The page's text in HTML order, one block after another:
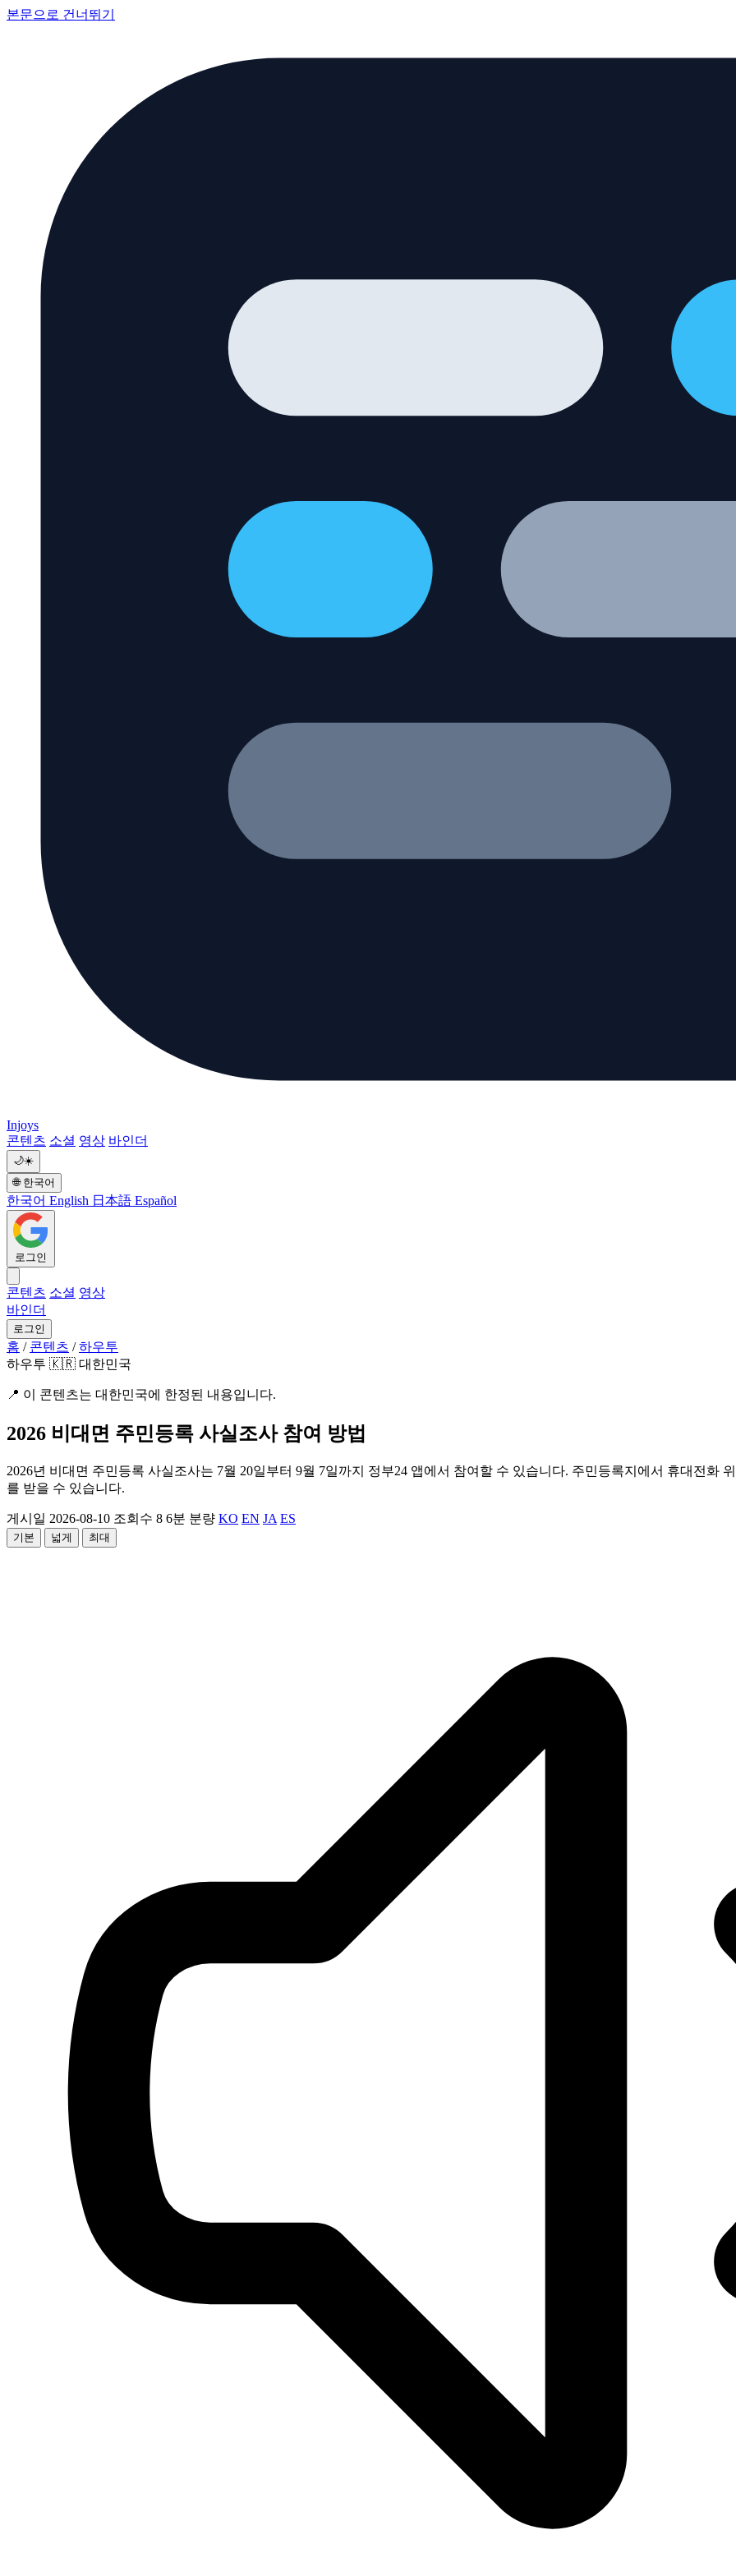
본문으로 건너뛰기
Injoys
콘텐츠 소셜 영상 바인더
🌙☀️
🌐 한국어
한국어 English 日本語 Español
로그인
콘텐츠 소셜 영상
바인더
로그인
홈 / 콘텐츠 / 하우투
하우투 🇰🇷 대한민국
📍 이 콘텐츠는 대한민국에 한정된 내용입니다.
2026 비대면 주민등록 사실조사 참여 방법
2026년 비대면 주민등록 사실조사는 7월 20일부터 9월 7일까지 정부24 앱에서 참여할 수 있습니다. 주민등록지에서 휴대전화
를 받을 수 있습니다.
게시일 2026-08-10 조회수 8 6분 분량 KO EN JA ES
기본 넓게 최대